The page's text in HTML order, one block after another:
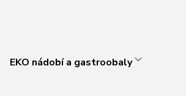
EKO nádobí a gastroobaly